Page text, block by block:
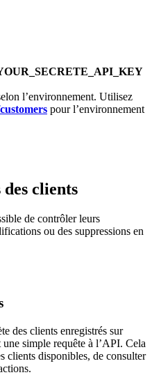
l’environnement. Utilisez
pour l’environnement
clients
de contrôler leurs
ou des suppressions en
des clients enregistrés sur
simple requête à l’API. Cela
clients disponibles, de consulter